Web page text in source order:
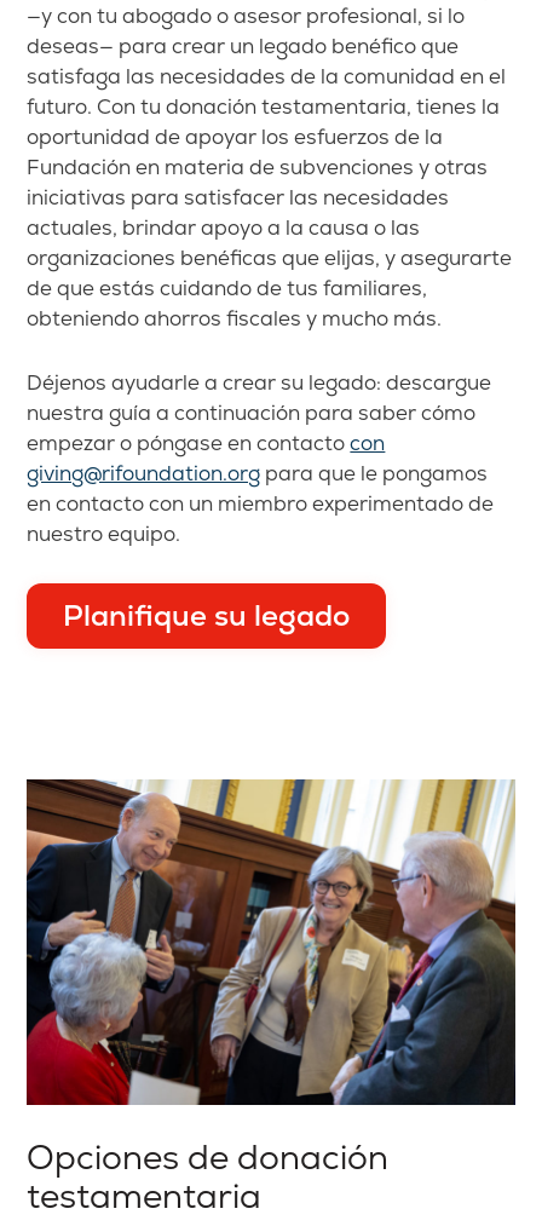
—y con tu abogado o asesor profesional, si lo
deseas— para crear un legado benéfico que
satisfaga las necesidades de la comunidad en el
futuro. Con tu donación testamentaria, tienes la
oportunidad de apoyar los esfuerzos de la
Fundación en materia de subvenciones y otras
iniciativas para satisfacer las necesidades
actuales, brindar apoyo a la causa o las
organizaciones benéficas que elijas, y asegurarte
de que estás cuidando de tus familiares,
obteniendo ahorros fiscales y mucho más.
Déjenos ayudarle a crear su legado: descargue
nuestra guía a continuación para saber cómo
empezar o póngase en contactocon
giving@rifoundation.org para que le pongamos
en contacto con un miembro experimentado de
nuestro equipo.
Planifique su legado
Opciones de donación
testamentaria